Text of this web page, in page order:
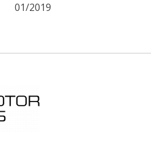
01/2019